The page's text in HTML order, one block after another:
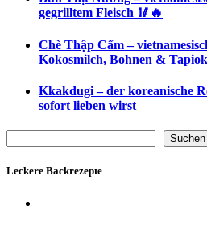
gegrilltem Fleisch 🥢🔥
Chè Thập Cẩm –
Kokosmilch, Bohnen &
Kkakdugi – der koreanische
sofort lieben wirst
Suchen
Leckere Backrezepte